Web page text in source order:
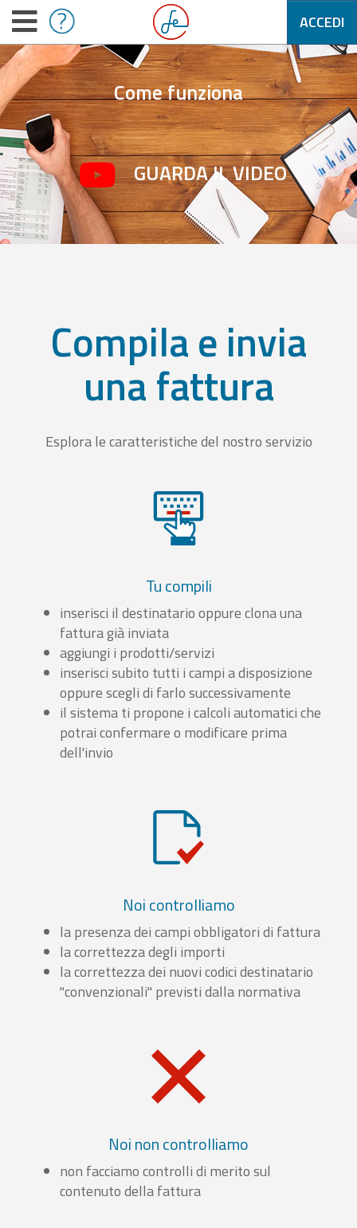
ACCEDI
Come funziona
GUARDA IL VIDEO
Compila e invia
una fattura
Esplora le caratteristiche del nostro servizio
Tu compili
inserisci il destinatario oppure clona una
fattura già inviata
aggiungi i prodotti/servizi
inserisci subito tutti i campi a disposizione
oppure scegli di farlo successivamente
il sistema ti propone i calcoli automatici che
potrai confermare o modificare prima
dell'invio
Noi controlliamo
la presenza dei campi obbligatori di fattura
la correttezza degli importi
la correttezza dei nuovi codici destinatario
"convenzionali" previsti dalla normativa
Noi non controlliamo
non facciamo controlli di merito sul
contenuto della fattura